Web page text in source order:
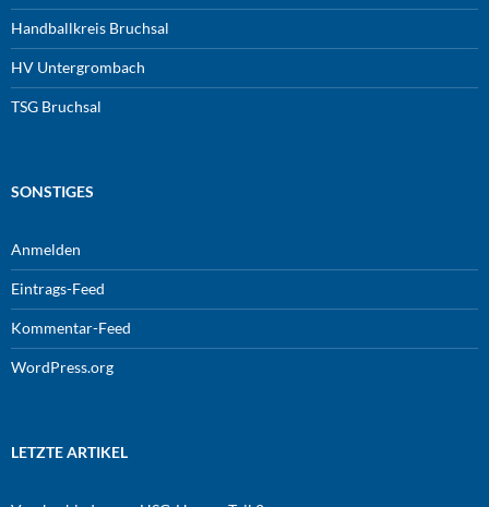
Handballkreis Bruchsal
HV Untergrombach
TSG Bruchsal
SONSTIGES
Anmelden
Eintrags-Feed
Kommentar-Feed
WordPress.org
LETZTE ARTIKEL